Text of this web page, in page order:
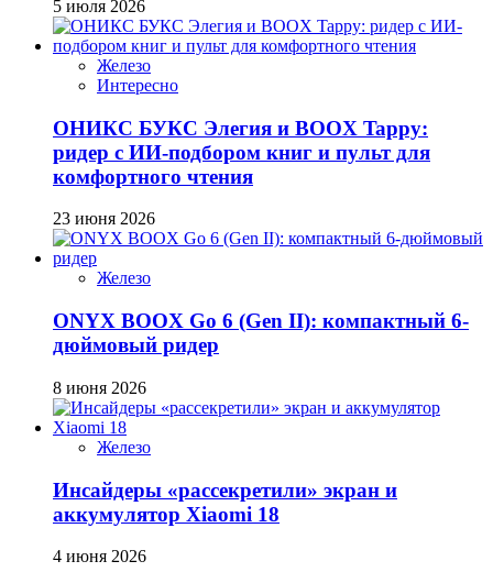
5 июля 2026
Железо
Интересно
ОНИКС БУКС Элегия и BOOX Tappy:
ридер с ИИ-подбором книг и пульт для
комфортного чтения
23 июня 2026
Железо
ONYX BOOX Go 6 (Gen II): компактный 6-
дюймовый ридер
8 июня 2026
Железо
Инсайдеры «рассекретили» экран и
аккумулятор Xiaomi 18
4 июня 2026